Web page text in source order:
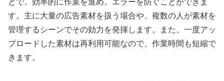
とで、効率的に作業を進め、エラーを防ぐことができま
す。主に大量の広告素材を扱う場合や、複数の人が素材を
管理するシーンでその効力を発揮します。また、一度アッ
プロードした素材は再利用可能なので、作業時間も短縮で
きます。